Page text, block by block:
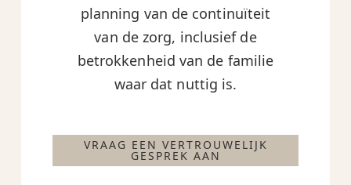
planning van de continuïteit
van de zorg, inclusief de
betrokkenheid van de familie
waar dat nuttig is.
VRAAG EEN VERTROUWELIJK
GESPREK AAN